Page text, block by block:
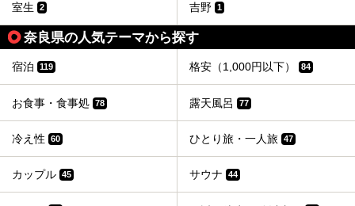
室生 2 吉野 1
奈良県の人気テーマから探す
宿泊 119 格安（1,000円以下） 84
お食事・食事処 78 露天風呂 77
冷え性 60 ひとり旅・一人旅 47
カップル 45 サウナ 44